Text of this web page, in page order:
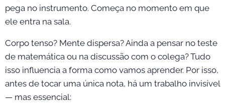
pega no instrumento. Começa no momento em que
ele entra na sala.
Corpo tenso? Mente dispersa? Ainda a pensar no teste
de matemática ou na discussão com o colega? Tudo
isso influencia a forma como vamos aprender. Por isso,
antes de tocar uma única nota, há um trabalho invisível
— mas essencial: